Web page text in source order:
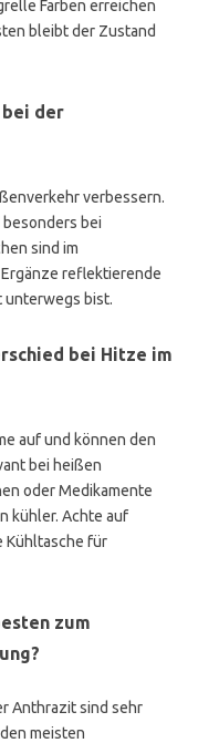
Farben erreichen
bleibt der Zustand
bei der
verbessern.
bei
sind im
reflektierende
unterwegs bist.
bei Hitze im
auf und können den
bei heißen
oder Medikamente
kühler. Achte auf
Kühltasche für
zum
Anthrazit sind sehr
meisten